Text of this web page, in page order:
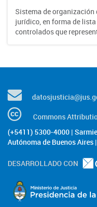
Sistema de
jurídico, en forma de
controlados que
Commons
(+5411) 5300-4000 |
Autónoma de Buenos Aires
DESARROLLADO CON